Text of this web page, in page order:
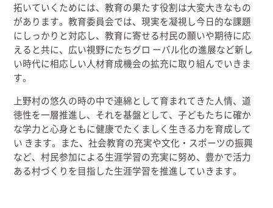
ホーム
暮らし/手続き
健康/医療/福祉
出産/子育て
事業者向け
拓いていくためには、教育の果たす役割は大変大きなもの
があります。教育委員会では、現実を凝視し今日的な課題
にしっかりと対応し、教育に寄せる村民の願いや期待に応
えると共に、広い視野にたちグロ ーバル化の進展など新し
い時代に相応しい人材育成機会の拡充に取り組んでいきま
す。
上野村の悠久の時の中で連綿として育まれてきた人情、道
徳性を一層推進し、それを基盤として、子どもたちに確か
な学力と心身ともに健康でたくましく生きる力を育成して
い きます。また、社会教育の充実や文化・スポーツの振興
など、村民参加による生涯学習の充実に努め、豊かで活力
ある村づくりを目指した生涯学習を推進していきます。